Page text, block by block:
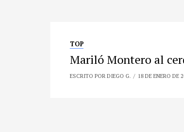
TOP
Mariló Montero al
ESCRITO POR DIEGO G. 18 DE ENERO DE